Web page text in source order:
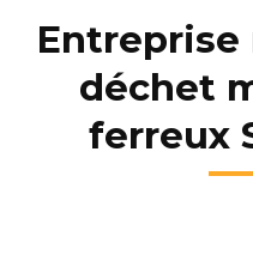
déchet
ferreux